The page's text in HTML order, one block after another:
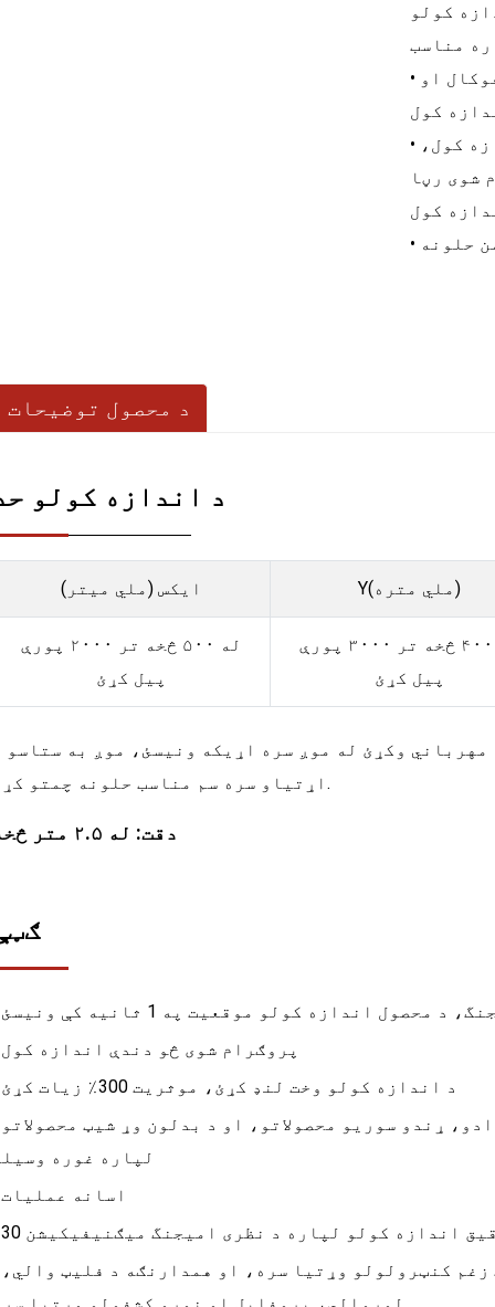
کولو
مناسب
• اختیاري پروب، لیزر، سپیکٹرل کنفوکال او
کول
• د څنډې اتومات موندنه، اتومات اندازه کول،
شوی رڼا
حلونه
د محصول توضیحات
د اندازه کولو
ایکس (ملي میتر) Y(ملي متره)
له ۵۰۰ څخه تر ۲۰۰۰ پورې
پیل کړئ
له ۴۰۰ څخه تر ۳۰۰۰ پورې
پیل کړئ
وکړئ له موږ سره اړیکه ونیسئ، موږ به ستاسو
اړتیاو سره سم مناسب حلونه چمتو کړو.
دقت: له ۲.۵ متر څخه
• پروګرام شوی څو دندې اندازه کول
• د اندازه کولو وخت لنډ کړئ، موثریت 300٪ زیات کړئ
لپاره غوره
• اسانه عملیات